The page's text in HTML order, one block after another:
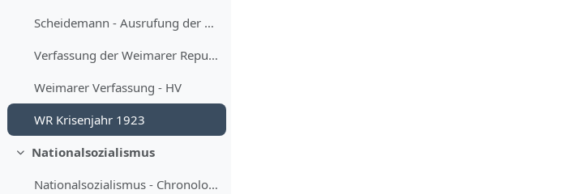
Scheidemann - Ausrufung der Republik
Verfassung der Weimarer Republik - Preuß
Weimarer Verfassung - HV
WR Krisenjahr 1923
Minimizza
Nationalsozialismus
Nationalsozialismus - Chronologie